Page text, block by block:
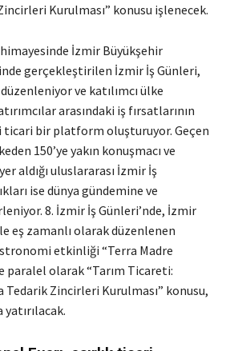
Kurulması” konusu işlenecek.
himayesinde İzmir Büyükşehir
gerçekleştirilen İzmir İş Günleri,
ve katılımcı ülke
arasındaki iş fırsatlarının
bir platform oluşturuyor. Geçen
150’ye yakın konuşmacı ve
aldığı uluslararası İzmir İş
ise dünya gündemine ve
8. İzmir İş Günleri’nde, İzmir
eş zamanlı olarak düzenlenen
etkinliği “Terra Madre
paralel olarak “Tarım Ticareti:
Tedarik Zincirleri Kurulması” konusu,